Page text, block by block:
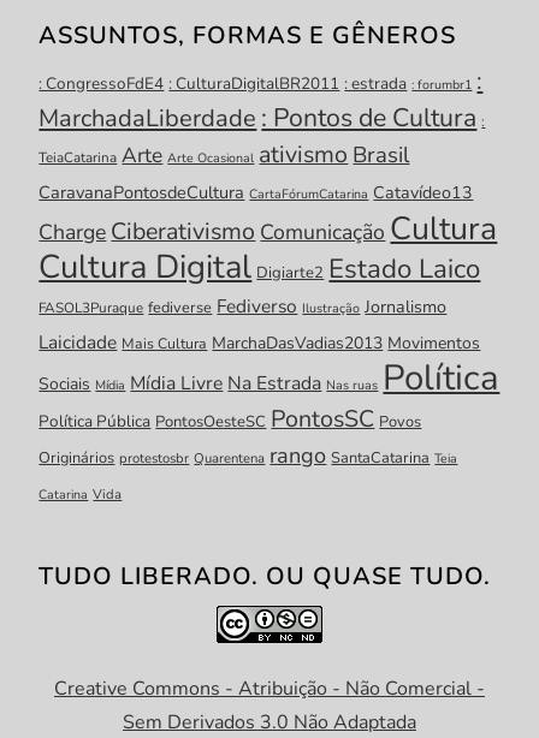
ASSUNTOS, FORMAS E GÊNEROS
: CongressoFdE4 : CulturaDigitalBR2011 : estrada : forumbr1 :
MarchadaLiberdade : Pontos de Cultura :
TeiaCatarina Arte Arte Ocasional ativismoBrasil
CaravanaPontosdeCultura CartaFórumCatarina Catavídeo13
ChargeCiberativismoComunicação Cultura
Cultura Digital Digiarte2 Estado Laico
FASOL3Puraque fediverse Fediverso Ilustração Jornalismo
Laicidade Mais Cultura MarchaDasVadias2013 Movimentos
Sociais Mídia Mídia LivreNa Estrada Nas ruas Política
Política Pública PontosOesteSC PontosSC Povos
Originários protestosbr Quarentena rango SantaCatarina Teia
Catarina Vida
TUDO LIBERADO. OU QUASE TUDO.
Creative Commons - Atribuição - Não Comercial -
Sem Derivados 3.0 Não Adaptada